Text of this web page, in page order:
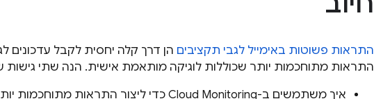
התראות פשוטות באימייל לגבי תקציבים הן דרך קלה יחסית לקבל עדכונים
התראות מתוחכמות יותר שכוללות לוגיקה מותאמת אישית. הנה שתי גישות
איך משתמשים ב-Cloud Monitoringכדי ליצור התראות מתוחכמות